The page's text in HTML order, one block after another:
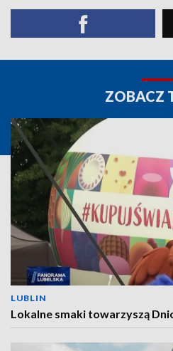
ZOBACZ
LUBLIN
Lokalne smaki towarzyszą